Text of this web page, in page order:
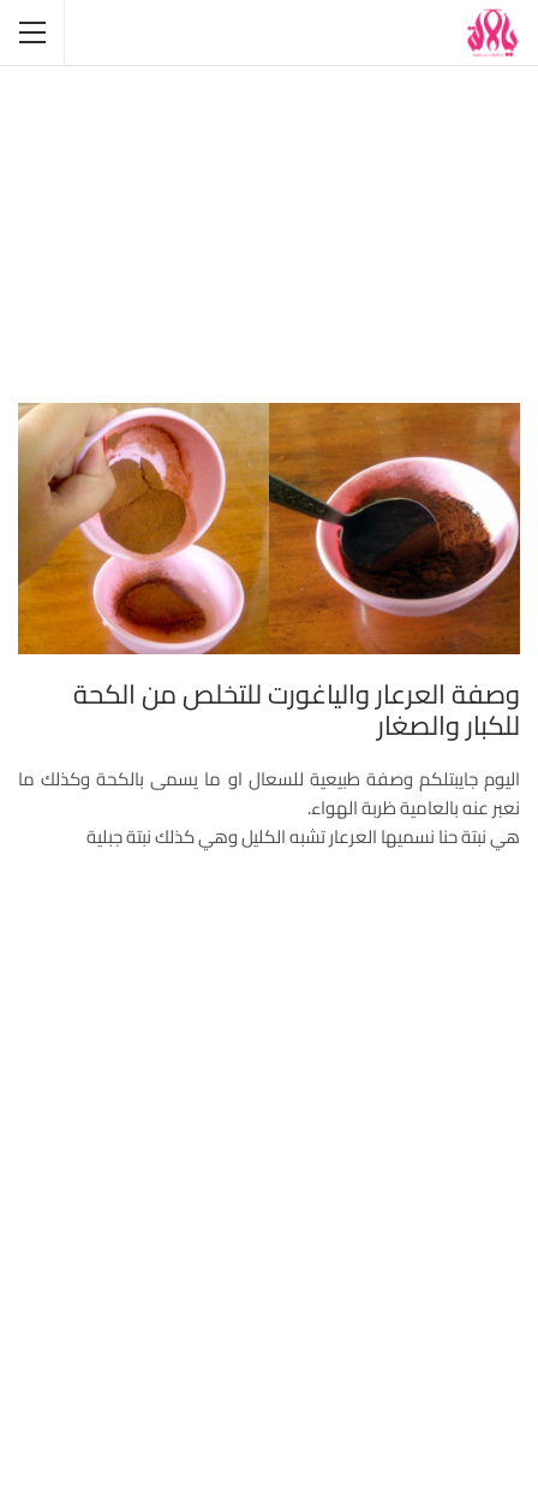
وصفة العرعار والياغورت للتخلص من الكحة
للكبار والصغار
اليوم جايبتلكم وصفة طبيعية للسعال او ما يسمى بالكحة وكذلك ما
نعبر عنه بالعامية ظربة الهواء.
هي نبتة حنا نسميها العرعار تشبه الكليل وهي كذلك نبتة جبلية